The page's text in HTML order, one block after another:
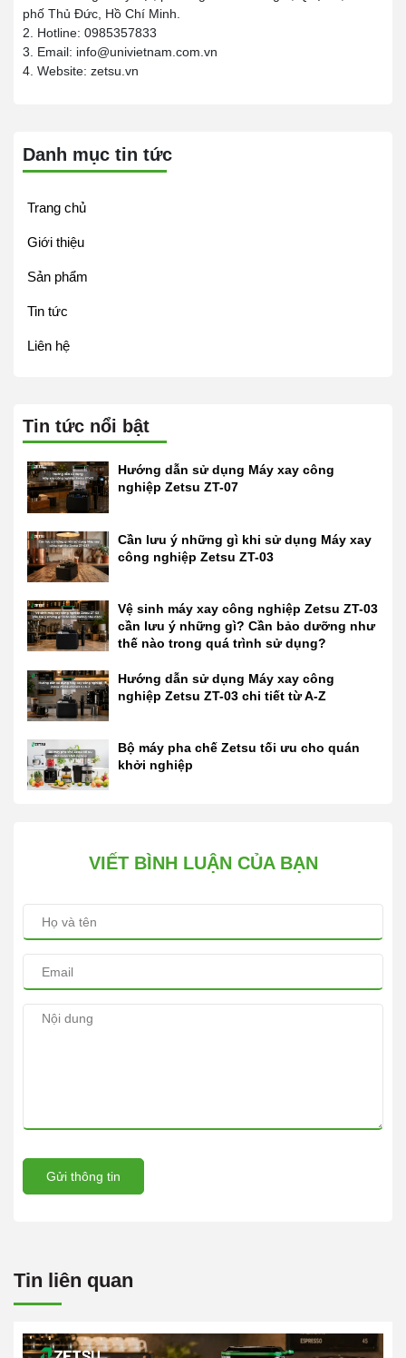
phố Thủ Đức, Hồ Chí Minh.
2. Hotline: 0985357833
3. Email: info@univietnam.com.vn
4. Website: zetsu.vn
Danh mục tin tức
Trang chủ
Giới thiệu
Sản phẩm
Tin tức
Liên hệ
Tin tức nổi bật
Hướng dẫn sử dụng Máy xay công
nghiệp Zetsu ZT-07
Cần lưu ý những gì khi sử dụng Máy xay
công nghiệp Zetsu ZT-03
Vệ sinh máy xay công nghiệp Zetsu ZT-03
cần lưu ý những gì? Cần bảo dưỡng như
thế nào trong quá trình sử dụng?
Hướng dẫn sử dụng Máy xay công
nghiệp Zetsu ZT-03 chi tiết từ A-Z
Bộ máy pha chế Zetsu tối ưu cho quán
khởi nghiệp
VIẾT BÌNH LUẬN CỦA BẠN
Gửi thông tin
Tin liên quan